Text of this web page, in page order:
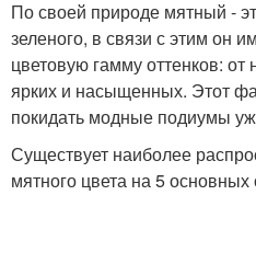
По своей природе мятный -
зеленого, в связи с этим он
цветовую гамму оттенков:
ярких и насыщенных. Этот
покидать модные подиумы
Существует наиболее
мятного цвета на 5 основных